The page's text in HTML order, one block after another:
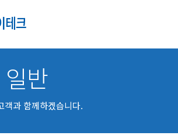
반
객과 함께하겠습니다.